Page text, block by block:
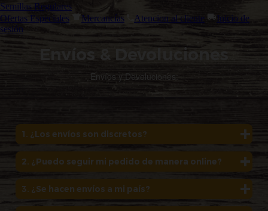
Semillas Regulares
Ofertas Especiales
Mercancías Atencion al cliente
Inicio de
sesión
Envíos & Devoluciones
Envíos y Devoluciones:
1. ¿Los envíos son discretos?
2. ¿Puedo seguir mi pedido de manera online?
3. ¿Se hacen envíos a mi país?